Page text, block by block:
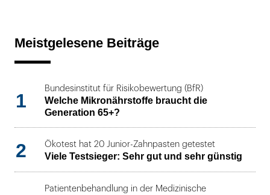
Meistgelesene Beiträge
1
Bundesinstitut für Risikobewertung (BfR)
Welche Mikronährstoffe braucht die
Generation 65+?
2 Ökotest hat 20 Junior-Zahnpasten getestet
Viele Testsieger: Sehr gut und sehr günstig
Patientenbehandlung in der Medizinische